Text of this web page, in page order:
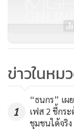
ข่าวในหม
1
“ธนกร” เผ
เฟส 2 ชี้กร
ชุมชนได้จริง